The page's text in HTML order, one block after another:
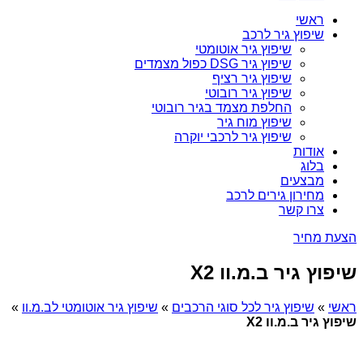
ראשי
שיפוץ גיר לרכב
שיפוץ גיר אוטומטי
שיפוץ גיר DSG כפול מצמדים
שיפוץ גיר רציף
שיפוץ גיר רובוטי
החלפת מצמד בגיר רובוטי
שיפוץ מוח גיר
שיפוץ גיר לרכבי יוקרה
אודות
בלוג
מבצעים
מחירון גירים לרכב
צרו קשר
הצעת מחיר
שיפוץ גיר ב.מ.וו X2
ראשי » שיפוץ גיר לכל סוגי הרכבים » שיפוץ גיר אוטומטי לב.מ.וו »
שיפוץ גיר ב.מ.וו X2